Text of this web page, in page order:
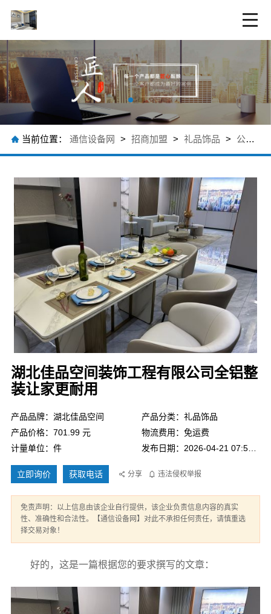
当前位置： 通信设备网 > 招商加盟 > 礼品饰品 > 公司产品
湖北佳品空间装饰工程有限公司全铝整
装让家更耐用
产品品牌：湖北佳品空间
产品分类：礼品饰品
产品价格：701.99 元
物流费用：免运费
计量单位：件
立即询价 获取电话 分享 违法侵权举报
免责声明：以上信息由该企业自行提供，该企业负责信息内容的真实
性、准确性和合法性。【通信设备网】对此不承担任何责任，请慎重选
择交易对象！
好的，这是一篇根据您的要求撰写的文章：